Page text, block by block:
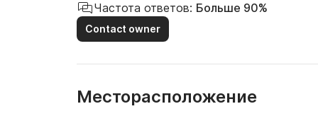
Частота ответов: Больше 90%
Contact owner
Месторасположение